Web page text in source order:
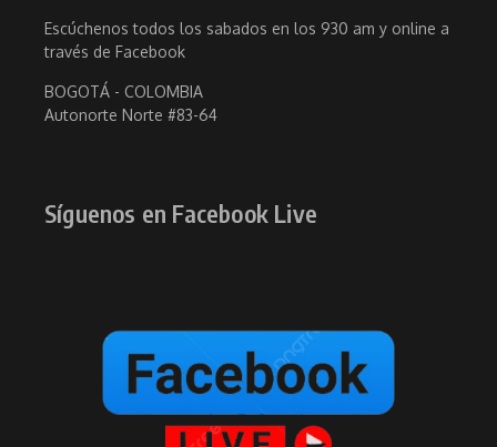
Escúchenos todos los sabados en los 930 am y online a
través de Facebook
BOGOTÁ - COLOMBIA
Autonorte Norte #83-64
Síguenos en Facebook Live